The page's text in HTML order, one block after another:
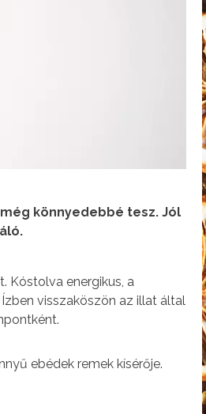
könnyedebbé tesz. Jól
Kóstolva energikus, a
visszaköszön az illat által
ebédek remek kísérője.